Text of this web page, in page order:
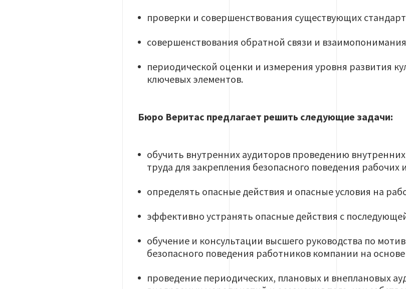
проверки и совершенствования существующих
совершенствования обратной связи и
периодической оценки и измерения уровня развития
ключевых элементов.
Бюро Веритас предлагает решить следующие задачи:
обучить внутренних аудиторов проведению
труда для закрепления безопасного поведения рабочих
определять опасные действия и опасные условия на
эффективно устранять опасные действия с
обучение и консультации высшего руководства по
безопасного поведения работников компании на
проведение периодических, плановых и внеплановых